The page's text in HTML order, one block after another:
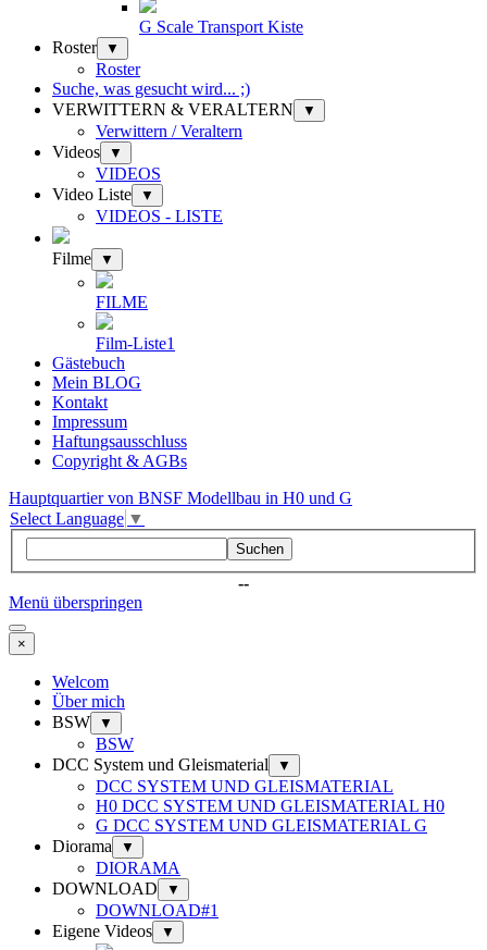
G Scale Transport Kiste
Roster
▼
Roster
Suche, was gesucht wird... ;)
VERWITTERN & VERALTERN
▼
Verwittern / Veraltern
Videos
▼
VIDEOS
Video Liste
▼
VIDEOS - LISTE
Filme ▼
FILME
Film-Liste1
Gästebuch
Mein BLOG
Kontakt
Impressum
Haftungsausschluss
Copyright & AGBs
Hauptquartier von BNSF Modellbau in H0 und G
Select Language ▼
Suchen
--
Menü überspringen
×
Welcom
Über mich
BSW
▼
BSW
DCC System und Gleismaterial
▼
DCC SYSTEM UND GLEISMATERIAL
H0 DCC SYSTEM UND GLEISMATERIAL H0
G DCC SYSTEM UND GLEISMATERIAL G
Diorama
▼
DIORAMA
DOWNLOAD
▼
DOWNLOAD#1
Eigene Videos
▼